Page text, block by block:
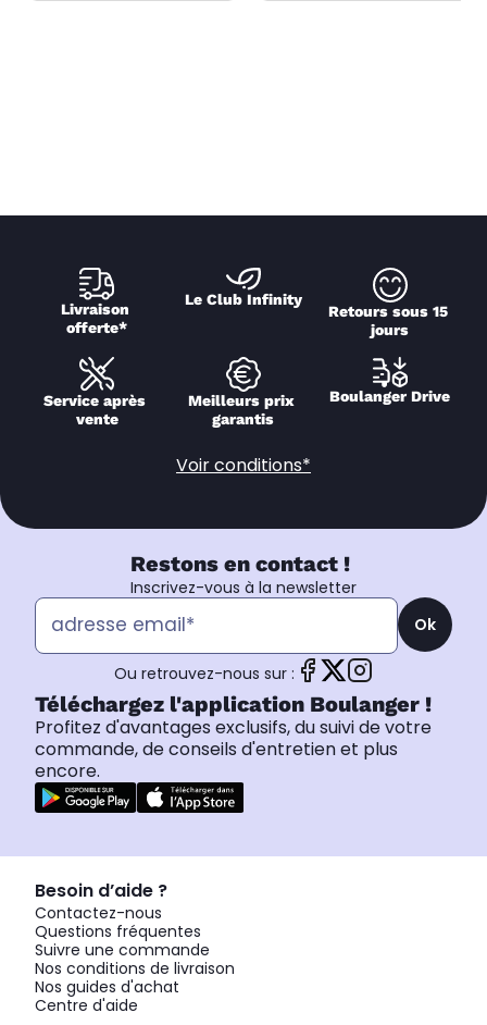
Livraison
offerte*
Le Club Infinity
Retours sous 15
jours
Service après
vente
Meilleurs prix
garantis
Boulanger Drive
Voir conditions*
Restons en contact !
Inscrivez-vous à la newsletter
Ok
Ou retrouvez-nous sur :
Téléchargez l'application Boulanger !
Profitez d'avantages exclusifs, du suivi de votre
commande, de conseils d'entretien et plus
encore.
Besoin d’aide ?
Contactez-nous
Questions fréquentes
Suivre une commande
Nos conditions de livraison
Nos guides d'achat
Centre d'aide